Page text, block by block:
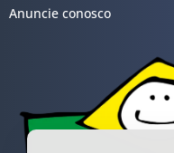
Anuncie conosco